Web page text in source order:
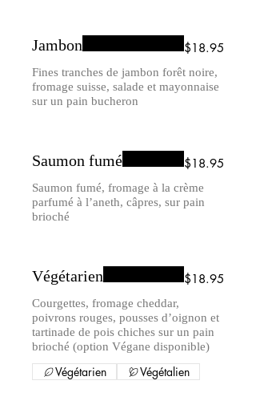
Jambon
Fines tranches de jambon forêt noire,
fromage suisse, salade et mayonnaise
sur un pain bucheron
$18.95
Saumon fumé
Saumon fumé, fromage à la crème
parfumé à l’aneth, câpres, sur pain
brioché
$18.95
Végétarien
Courgettes, fromage cheddar,
poivrons rouges, pousses d’oignon et
tartinade de pois chiches sur un pain
brioché (option Végane disponible)
$18.95
Végétarien Végétalien